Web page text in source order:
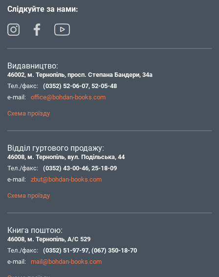
Слідкуйте за нами:
Видавництво:
46002, м. Тернопіль, просп. Степана Бандери, 34а
Тел./факс:
(0352) 52-06-07, 52-05-48
e-mail:
office@bohdan-books.com
Схема проїзду
Відділ гуртового продажу:
46008, м. Тернопіль, вул. Подільська, 44
Тел./факс:
(0352) 43-00-46, 25-18-09
e-mail:
zbut@bohdan-books.com
Схема проїзду
Книга поштою:
46008, м. Тернопіль, А/С 529
Тел./факс:
(0352) 51-97-97, (067) 350-18-70
e-mail:
mail@bohdan-books.com